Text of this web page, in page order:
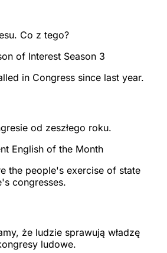
Co z tego?
of Interest Season 3
in Congress since last year.
od zeszłego roku.
English of the Month
the people's exercise of state
congresses.
że ludzie sprawują władzę
ludowe.